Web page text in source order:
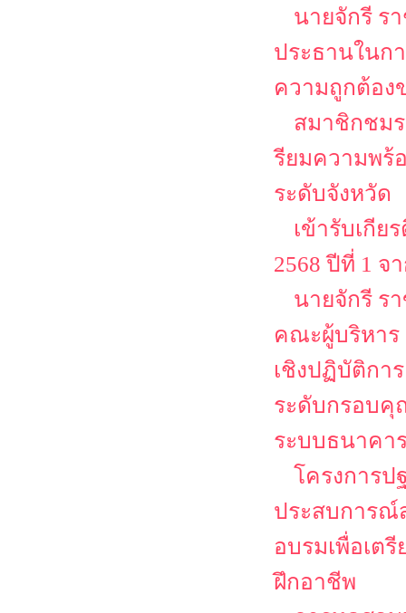
นายจักรี ร
ประธานในก
ความถูกต้อง
สมาชิกชมร
รียมความพร้
ระดับจังหวัด
เข้ารับเกี
2568 ปีที่ 1 จ
นายจักรี ร
คณะผู้บริหาร
เชิงปฏิบัติกา
ระดับกรอบคุ
ระบบธนาคา
โครงการ
ประสบการณ์
อบรมเพื่อเต
ฝึกอาชีพ